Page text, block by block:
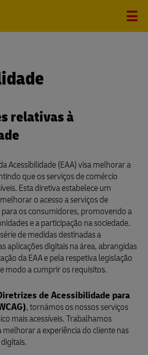
relativas à
Acessibilidade (EAA) visa melhorar a
que os serviços de comércio
Esta diretiva estabelece um
o acesso a serviços de
os consumidores, promovendo a
e a participação na sociedade.
de medidas destinadas a
aplicações digitais na área, abrangidas
da EAA e pela respetiva legislação
modo a cumprir os requisitos.
de Acessibilidade para
, tornámos os nossos serviços
mais acessíveis. Trabalhamos
a experiência do cliente nas